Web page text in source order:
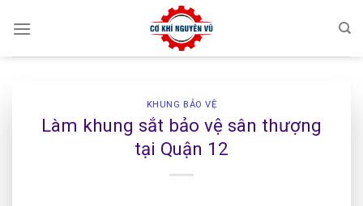
KHUNG BẢO VỆ
Làm khung sắt bảo vệ sân thượng
tại Quận 12